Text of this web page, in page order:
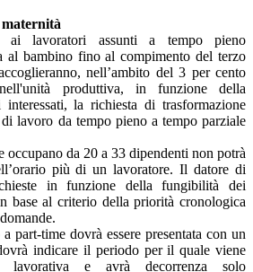
lavoratori assunti a tempo pieno
al bambino fino al compimento del terzo
nell’ambito del 3 per cento
produttiva, in funzione della
la richiesta di trasformazione
lavoro da tempo pieno a tempo parziale
da 20 a 33 dipendenti non potrà
più di un lavoratore. Il datore di
in funzione della fungibilità dei
base al criterio della priorità cronologica
part-time dovrà essere presentata con un
indicare il periodo per il quale viene
lavorativa e avrà decorrenza solo